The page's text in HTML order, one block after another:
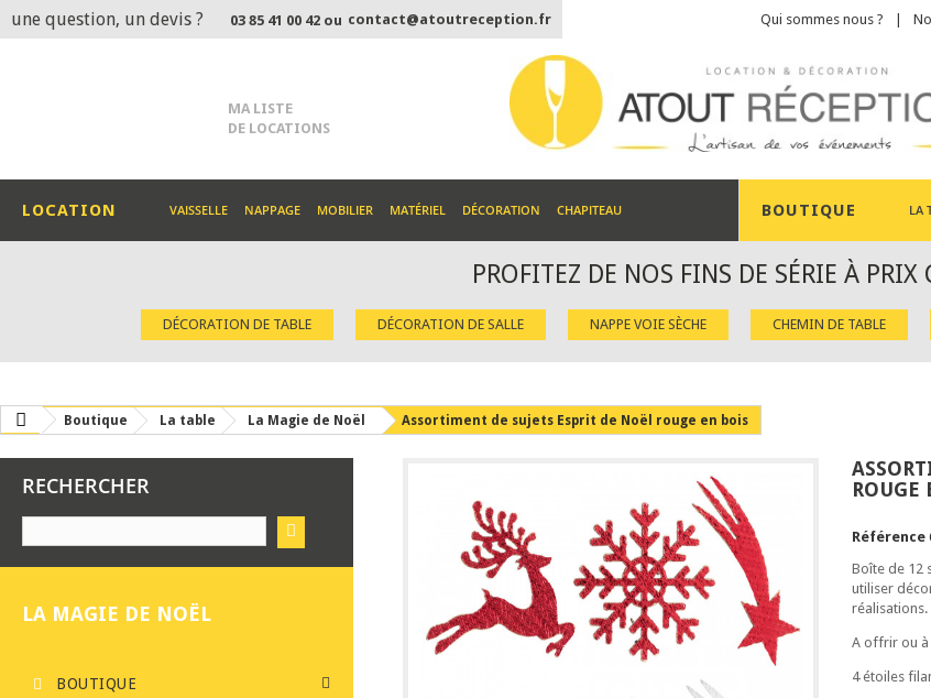
Qui sommes nous ?
une question, un devis ? 03 85 41 00 42 ou contact@atoutreception.fr
MA LISTE
DE LOCATIONS
LOCATION VAISSELLE NAPPAGE MOBILIER MATÉRIEL DÉCORATION CHAPITEAU BOUTIQUE LA
PROFITEZ DE NOS FINS DE SÉRIE À PRIX
DÉCORATION DE TABLE DÉCORATION DE SALLE NAPPE VOIE SÈCHE CHEMIN DE TABLE
Boutique La table La Magie de Noël Assortiment de sujets Esprit de Noël rouge en bois
RECHERCHER
LA MAGIE DE NOËL
BOUTIQUE
ROUGE
Référence
Boîte de 12
utiliser
réalisations.
A offrir ou
4 étoiles